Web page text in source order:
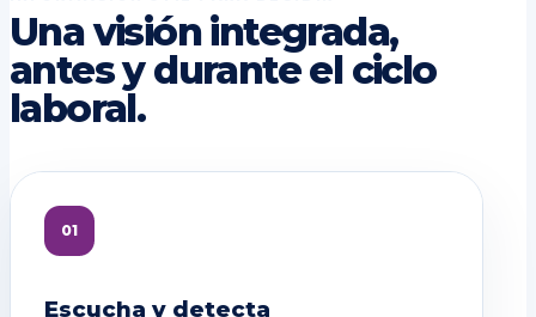
Una visión integrada,
antes y durante el ciclo
laboral.
01
Escucha y detecta